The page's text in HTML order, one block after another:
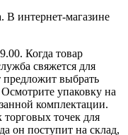
В интернет-магазине
Когда товар
свяжется для
предложит выбрать
упаковку на
комплектации.
точек для
он поступит на склад,